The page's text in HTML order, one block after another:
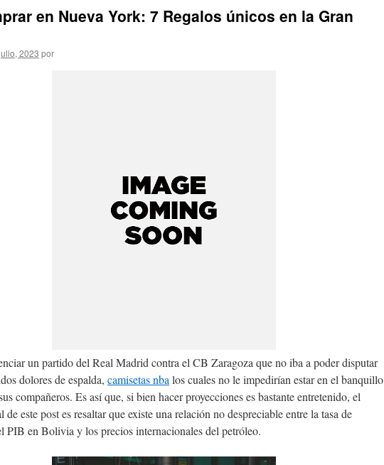
en Nueva York: 7 Regalos únicos en la Gran
2023 por
un partido del Real Madrid contra el CB Zaragoza que no iba a poder disputar
dolores de espalda, camisetas nbalos cuales no le impedirían estar en el banquillo
compañeros. Es así que, si bien hacer proyecciones es bastante entretenido, el
de este post es resaltar que existe una relación no despreciable entre la tasa de
PIB en Bolivia y los precios internacionales del petróleo.